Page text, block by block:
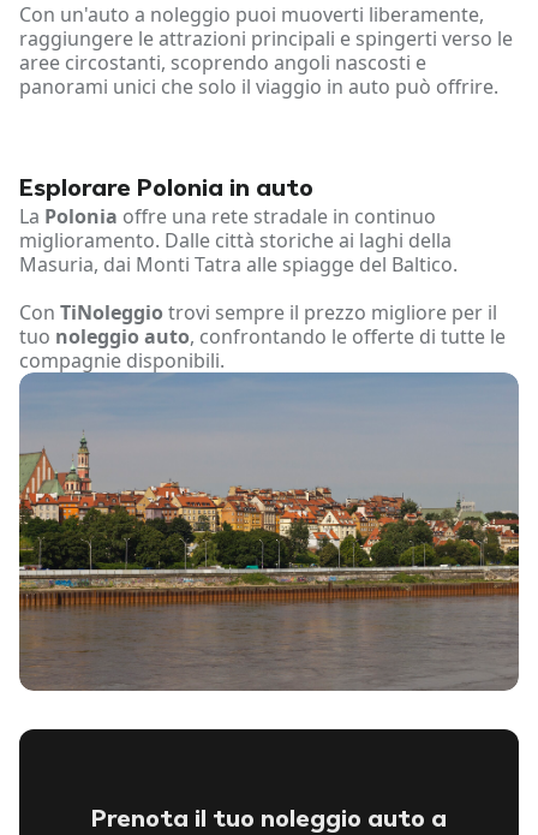
Con un'auto a noleggio puoi muoverti liberamente,
raggiungere le attrazioni principali e spingerti verso le
aree circostanti, scoprendo angoli nascosti e
panorami unici che solo il viaggio in auto può offrire.
Esplorare Polonia in auto
La Polonia offre una rete stradale in continuo
miglioramento. Dalle città storiche ai laghi della
Masuria, dai Monti Tatra alle spiagge del Baltico.
Con TiNoleggiotrovi sempre il prezzo migliore per il
tuo noleggio auto, confrontando le offerte di tutte le
compagnie disponibili.
Prenota il tuo noleggio auto a